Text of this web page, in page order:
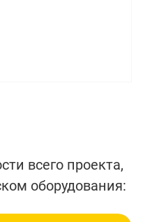
всего проекта,
оборудования: